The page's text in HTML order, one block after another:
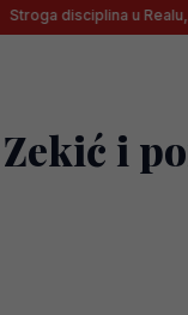
u Realu, Mourinho
i